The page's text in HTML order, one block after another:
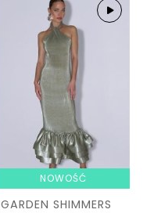
NOWOŚĆ
GARDEN SHIMMERS